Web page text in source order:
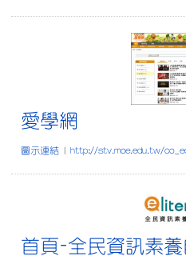
愛學網
圖示連結 | http://stv.moe.edu.tw/
首頁-全民資訊素